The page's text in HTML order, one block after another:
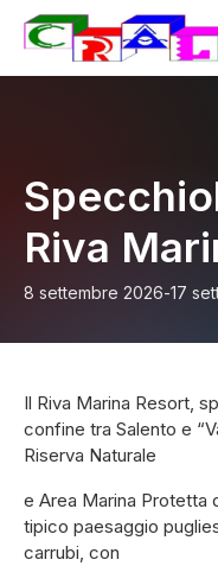
Riva
8 settembre 2026-17
Il Riva Marina Resort,
confine tra Salento e
Riserva Naturale
e Area Marina Protetta
tipico paesaggio
carrubi, con